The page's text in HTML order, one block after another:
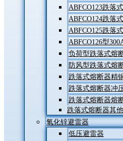
ABFCO123跌落
ABFCO124跌落
ABFCO125跌落
ABFCO126型
负荷型跌落式熔
防风型跌落式熔
跌落式熔断器精
跌落式熔断器冲
跌落式熔断器熔
跌落式熔断器其
氧化锌避雷器
低压避雷器